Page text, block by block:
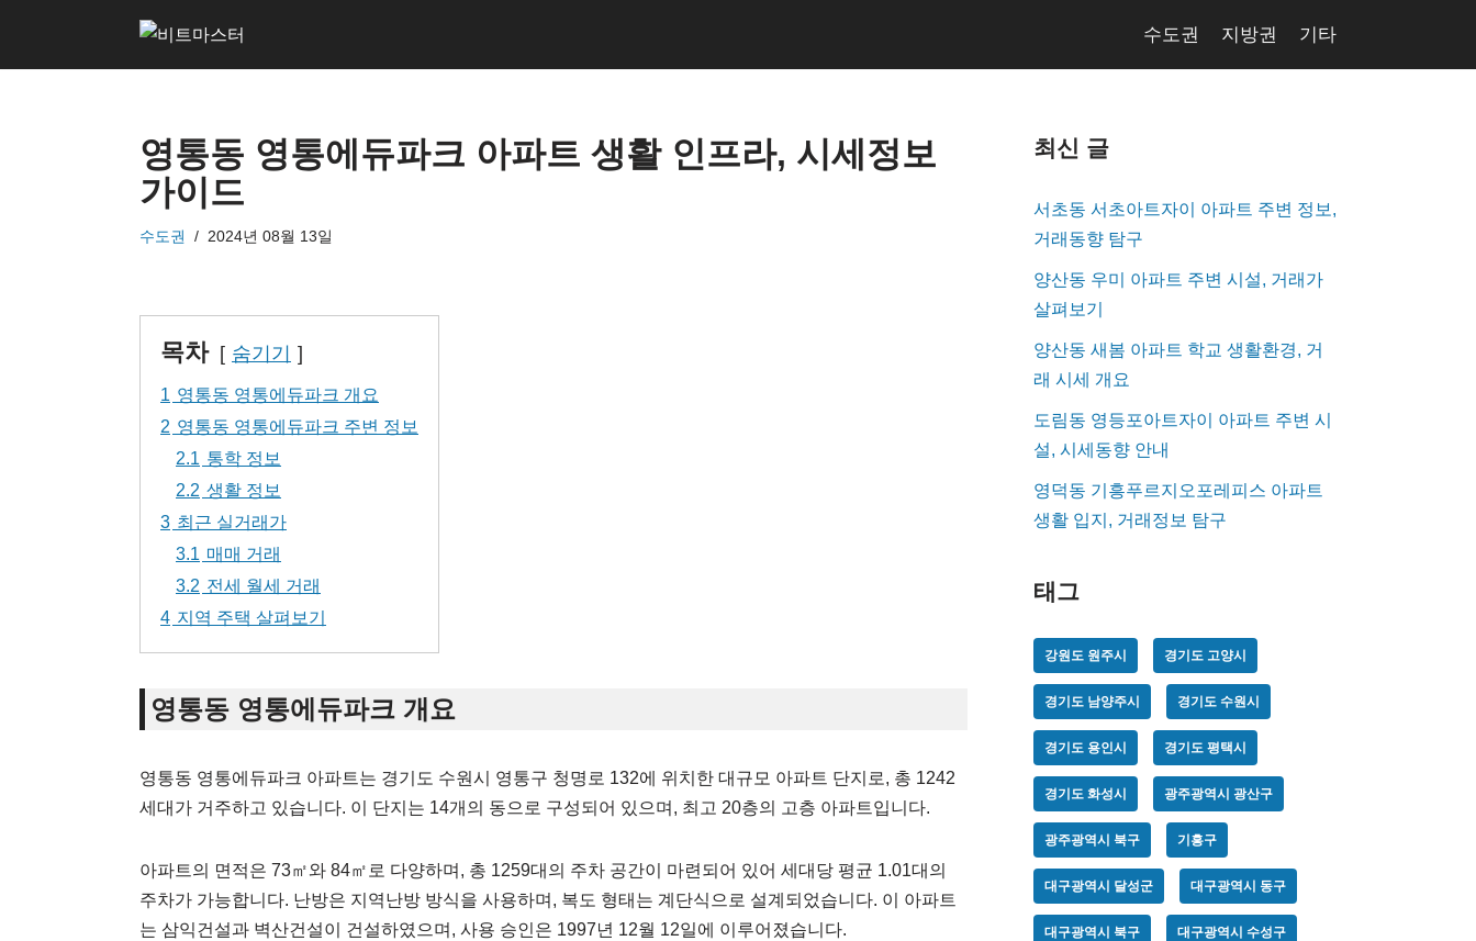
수도권 지방권 기타
영통동 영통에듀파크 아파트 생활 인프라, 시세정보
가이드
수도권 2024년 08월 13일
목차 숨기기
1 영통동 영통에듀파크 개요
2 영통동 영통에듀파크 주변 정보
2.1 통학 정보
2.2 생활 정보
3 최근 실거래가
3.1 매매 거래
3.2 전세 월세 거래
4 지역 주택 살펴보기
영통동 영통에듀파크 개요
영통동 영통에듀파크 아파트는 경기도 수원시 영통구 청명로 132에 위치한 대규모 아파트 단지로, 총 1242
세대가 거주하고 있습니다. 이 단지는 14개의 동으로 구성되어 있으며, 최고 20층의 고층 아파트입니다.
아파트의 면적은 73㎡와 84㎡로 다양하며, 총 1259대의 주차 공간이 마련되어 있어 세대당 평균 1.01대의
주차가 가능합니다. 난방은 지역난방 방식을 사용하며, 복도 형태는 계단식으로 설계되었습니다. 이 아파트
는 삼익건설과 벽산건설이 건설하였으며, 사용 승인은 1997년 12월 12일에 이루어졌습니다.
최신 글
서초동 서초아트자이 아파트 주변 정보,
거래동향 탐구
양산동 우미 아파트 주변 시설, 거래가
살펴보기
양산동 새봄 아파트 학교 생활환경, 거
래 시세 개요
도림동 영등포아트자이 아파트 주변 시
설, 시세동향 안내
영덕동 기흥푸르지오포레피스 아파트
생활 입지, 거래정보 탐구
태그
강원도 원주시 경기도 고양시
경기도 남양주시 경기도 수원시
경기도 용인시 경기도 평택시
경기도 화성시 광주광역시 광산구
광주광역시 북구 기흥구
대구광역시 달성군 대구광역시 동구
대구광역시 북구 대구광역시 수성구